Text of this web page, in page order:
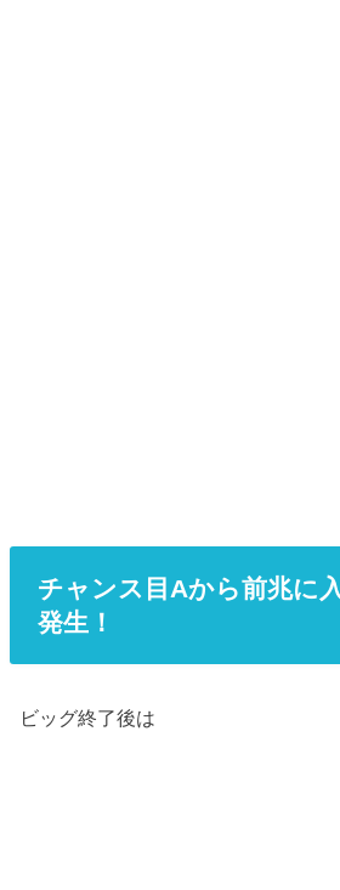
チャンス目Aから前兆に
発生！
ビッグ終了後は